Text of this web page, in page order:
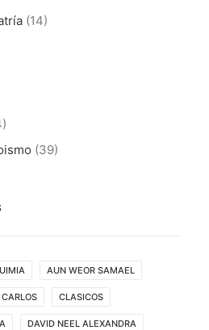
(14)
(39)
AUN WEOR SAMAEL
CLASICOS
DAVID NEEL ALEXANDRA